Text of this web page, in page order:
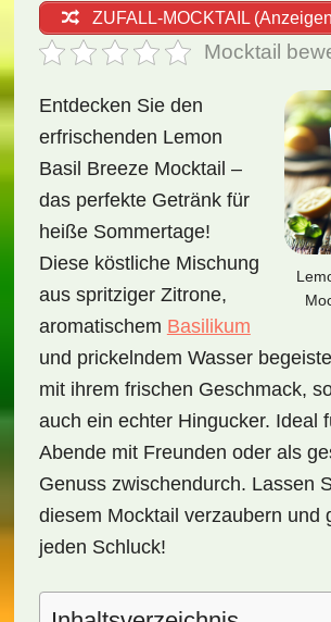
ZUFALL-MOCKTAIL
Mocktail
Entdecken Sie den
erfrischenden Lemon
Basil Breeze Mocktail –
das perfekte Getränk für
heiße Sommertage!
Diese köstliche Mischung
aus spritziger Zitrone,
aromatischem Basilikum
und prickelndem Wasser
mit ihrem frischen Geschmack,
auch ein echter Hingucker. Ideal
Abende mit Freunden oder als
Genuss zwischendurch. Lassen
diesem Mocktail verzaubern und
jeden Schluck!